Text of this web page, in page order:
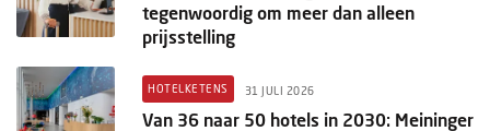
tegenwoordig om meer dan alleen
prijsstelling
HOTELKETENS 31 JULI 2026
Van 36 naar 50 hotels in 2030: Meininger